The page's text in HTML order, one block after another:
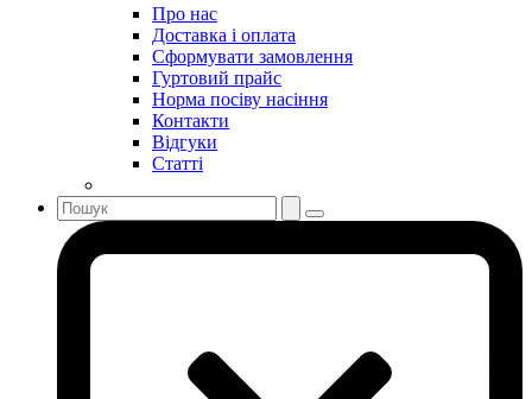
Про нас
Доставка і оплата
Сформувати замовлення
Гуртовий прайс
Норма посіву насіння
Контакти
Відгуки
Статті